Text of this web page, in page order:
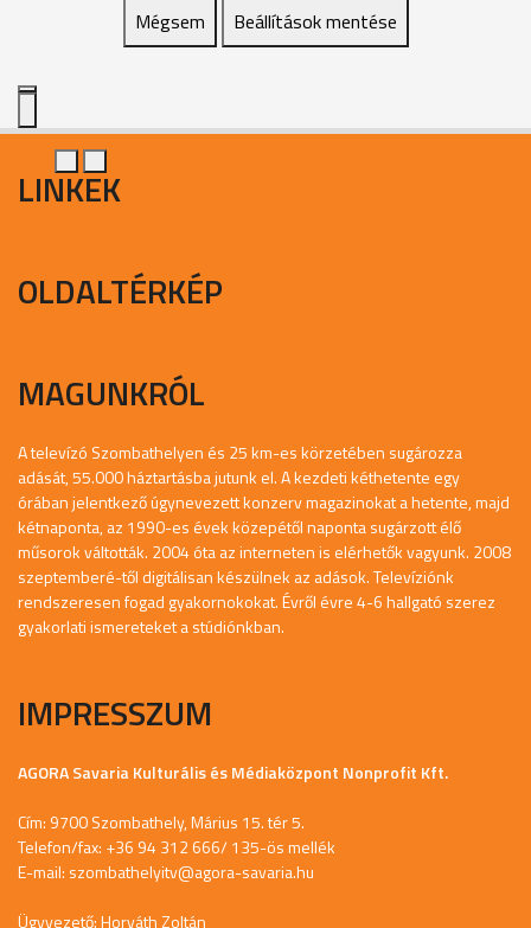
Mégsem Beállítások mentése
LINKEK
OLDALTÉRKÉP
MAGUNKRÓL
A televízó Szombathelyen és 25 km-es körzetében sugározza
adását, 55.000 háztartásba jutunk el. A kezdeti kéthetente egy
órában jelentkező úgynevezett konzerv magazinokat a hetente, majd
kétnaponta, az 1990-es évek közepétől naponta sugárzott élő
műsorok váltották. 2004 óta az interneten is elérhetők vagyunk. 2008
szeptemberé-től digitálisan készülnek az adások. Televíziónk
rendszeresen fogad gyakornokokat. Évről évre 4-6 hallgató szerez
gyakorlati ismereteket a stúdiónkban.
IMPRESSZUM
AGORA Savaria Kulturális és Médiaközpont Nonprofit Kft.
Cím: 9700 Szombathely, Márius 15. tér 5.
Telefon/fax: +36 94 312 666/ 135-ös mellék
E-mail: szombathelyitv@agora-savaria.hu
Ügyvezető: Horváth Zoltán